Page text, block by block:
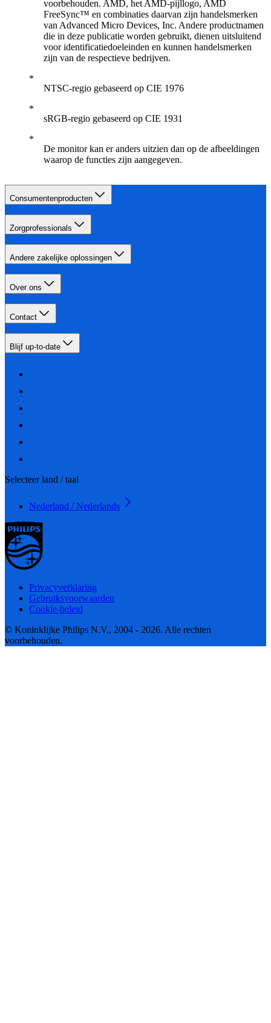
voorbehouden. AMD, het AMD-pijllogo, AMD
FreeSync™ en combinaties daarvan zijn handelsmerken
van Advanced Micro Devices, Inc. Andere productnamen
die in deze publicatie worden gebruikt, dienen uitsluitend
voor identificatiedoeleinden en kunnen handelsmerken
zijn van de respectieve bedrijven.
NTSC-regio gebaseerd op CIE 1976
sRGB-regio gebaseerd op CIE 1931
De monitor kan er anders uitzien dan op de afbeeldingen
waarop de functies zijn aangegeven.
Consumentenproducten
Zorgprofessionals
Andere zakelijke oplossingen
Over ons
Contact
Blijf up-to-date
Selecteer land / taal
Nederland / Nederlands
Privacyverklaring
Gebruiksvoorwaarden
Cookie-beleid
© Koninklijke Philips N.V., 2004 - 2026. Alle rechten
voorbehouden.